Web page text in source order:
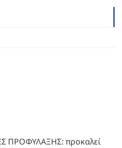
ΠΡΟΦΥΛΑΞΗΣ: προκαλεί